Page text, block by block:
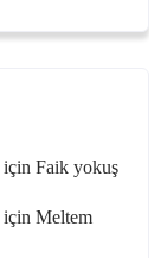
için Faik yokuş
için Meltem